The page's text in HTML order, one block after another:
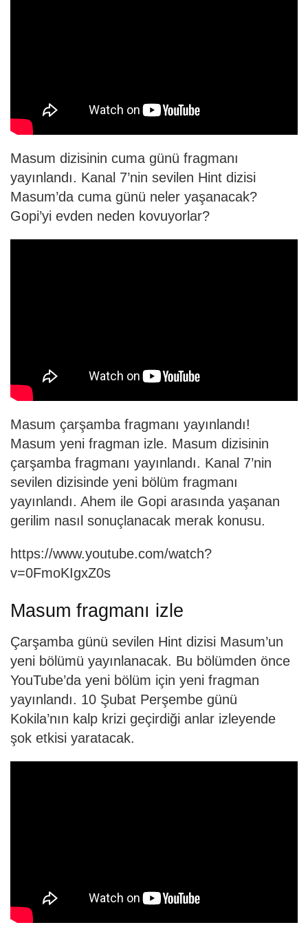
Masum dizisinin cuma günü fragmanı
yayınlandı. Kanal 7’nin sevilen Hint dizisi
Masum’da cuma günü neler yaşanacak?
Gopi’yi evden neden kovuyorlar?
Masum çarşamba fragmanı yayınlandı!
Masum yeni fragman izle. Masum dizisinin
çarşamba fragmanı yayınlandı. Kanal 7’nin
sevilen dizisinde yeni bölüm fragmanı
yayınlandı. Ahem ile Gopi arasında yaşanan
gerilim nasıl sonuçlanacak merak konusu.
https://www.youtube.com/watch?
v=0FmoKIgxZ0s
Masum fragmanı izle
Çarşamba günü sevilen Hint dizisi Masum’un
yeni bölümü yayınlanacak. Bu bölümden önce
YouTube’da yeni bölüm için yeni fragman
yayınlandı. 10 Şubat Perşembe günü
Kokila’nın kalp krizi geçirdiği anlar izleyende
şok etkisi yaratacak.